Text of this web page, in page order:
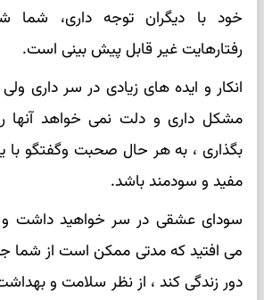
خود با دیگران توجه داری،
رفتارهایت غیر قابل پیش بینی است.
انکار و ایده های زیادی در سر داری ولی
مشکل داری و دلت نمی خواهد آنها
بگذاری ، به هر حال صحبت وگفتگو با
مفید و سودمند باشد.
سودای عشقی در سر خواهید داشت و
می افتید که مدتی ممکن است از شما
دور زندگی کند ، از نظر سلامت و